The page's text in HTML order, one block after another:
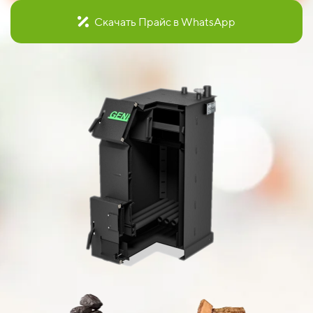
Скачать Прайс в WhatsApp